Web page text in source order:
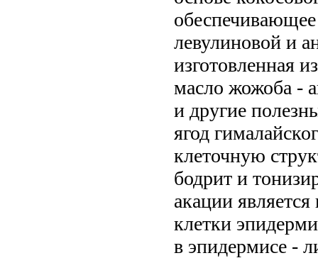
обеспечивающее
левулиновой и
изготовленная
масло жожоба -
и другие
ягод
клеточную
бодрит и
акации
клетки
в эпидермисе -